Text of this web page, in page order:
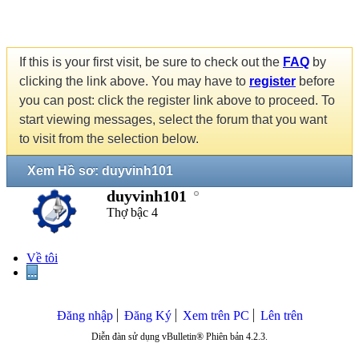
If this is your first visit, be sure to check out the FAQ by
clicking the link above. You may have to register before
you can post: click the register link above to proceed. To
start viewing messages, select the forum that you want
to visit from the selection below.
Xem Hồ sơ: duyvinh101
duyvinh101
Thợ bậc 4
Về tôi
...
Đăng nhập Đăng Ký Xem trên PC Lên trên
Diễn đàn sử dụng vBulletin® Phiên bản 4.2.3.